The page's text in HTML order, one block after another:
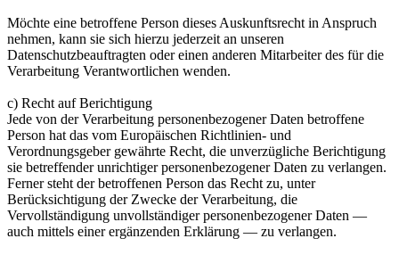
Möchte eine betroffene Person dieses Auskunftsrecht in Anspruch
nehmen, kann sie sich hierzu jederzeit an unseren
Datenschutzbeauftragten oder einen anderen Mitarbeiter des für die
Verarbeitung Verantwortlichen wenden.
c) Recht auf Berichtigung
Jede von der Verarbeitung personenbezogener Daten betroffene
Person hat das vom Europäischen Richtlinien- und
Verordnungsgeber gewährte Recht, die unverzügliche Berichtigung
sie betreffender unrichtiger personenbezogener Daten zu verlangen.
Ferner steht der betroffenen Person das Recht zu, unter
Berücksichtigung der Zwecke der Verarbeitung, die
Vervollständigung unvollständiger personenbezogener Daten —
auch mittels einer ergänzenden Erklärung — zu verlangen.